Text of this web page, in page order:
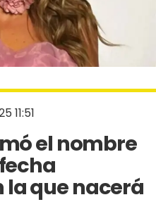
11:51
el nombre
que nacerá